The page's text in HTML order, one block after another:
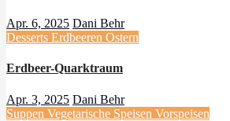
Apr. 6, 2025 Dani Behr
Desserts Erdbeeren Ostern
Erdbeer-Quarktraum
Apr. 3, 2025 Dani Behr
Suppen Vegetarische Speisen Vorspeisen